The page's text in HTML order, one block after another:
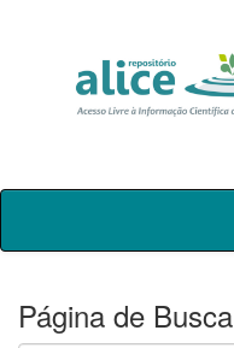
Skip
Página de Busca